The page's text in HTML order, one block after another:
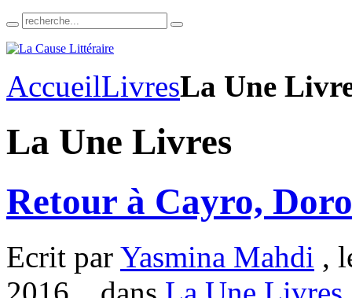
AccueilLivresLa Une
La Une Livres
Retour à Cayro,
Ecrit par Yasmina Mahdi ,